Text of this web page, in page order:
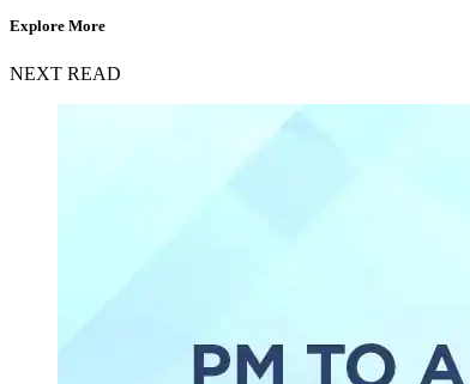
Explore More
NEXT READ